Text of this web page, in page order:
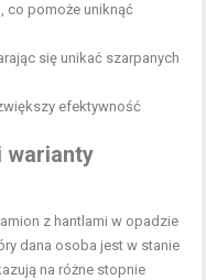
, co pomoże uniknąć
się unikać szarpanych
efektywność
warianty
z hantlami w opadzie
dana osoba jest w stanie
na różne stopnie